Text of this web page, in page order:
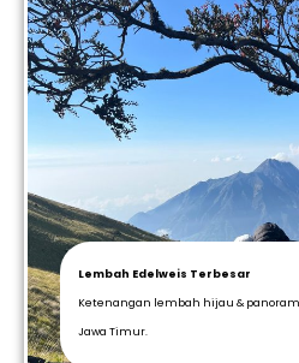
Lembah Edelweis Terbesar
Ketenangan lembah hijau &
Jawa Timur.